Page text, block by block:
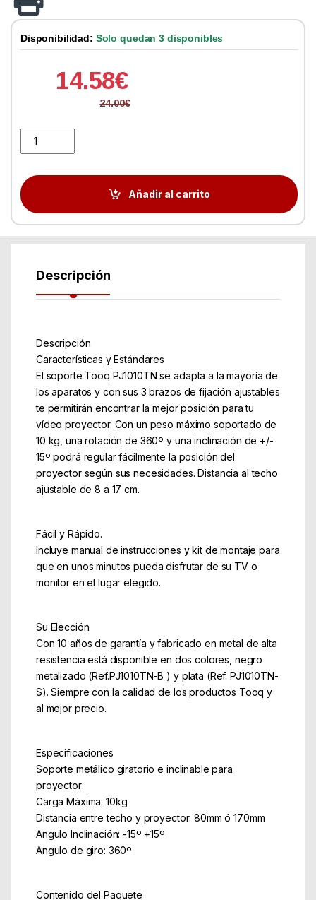
Disponibilidad: Solo quedan 3 disponibles
14.58€
24.00€
Añadir al carrito
Descripción
Descripción
Características y Estándares
El soporte Tooq PJ1010TN se adapta a la mayoría de
los aparatos y con sus 3 brazos de fijación ajustables
te permitirán encontrar la mejor posición para tu
vídeo proyector. Con un peso máximo soportado de
10 kg, una rotación de 360º y una inclinación de +/-
15º podrá regular fácilmente la posición del
proyector según sus necesidades. Distancia al techo
ajustable de 8 a 17 cm.
Fácil y Rápido.
Incluye manual de instrucciones y kit de montaje para
que en unos minutos pueda disfrutar de su TV o
monitor en el lugar elegido.
Su Elección.
Con 10 años de garantía y fabricado en metal de alta
resistencia está disponible en dos colores, negro
metalizado (Ref.PJ1010TN-B ) y plata (Ref. PJ1010TN-
S). Siempre con la calidad de los productos Tooq y
al mejor precio.
Especificaciones
Soporte metálico giratorio e inclinable para
proyector
Carga Máxima: 10kg
Distancia entre techo y proyector: 80mm ó 170mm
Angulo Inclinación: -15º +15º
Angulo de giro: 360º
Contenido del Paquete